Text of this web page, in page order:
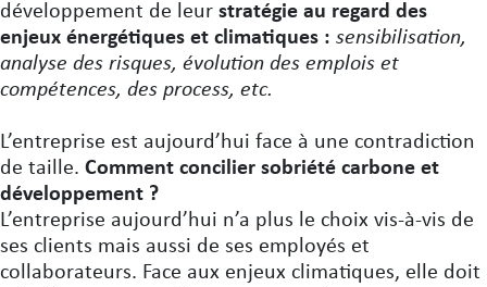
développement de leur stratégie au regard des
enjeux énergétiques et climatiques : sensibilisation,
analyse des risques, évolution des emplois et
compétences, des process, etc.
L’entreprise est aujourd’hui face à une contradiction
de taille. Comment concilier sobriété carbone et
développement ?
L’entreprise aujourd’hui n’a plus le choix vis-à-vis de
ses clients mais aussi de ses employés et
collaborateurs. Face aux enjeux climatiques, elle doit